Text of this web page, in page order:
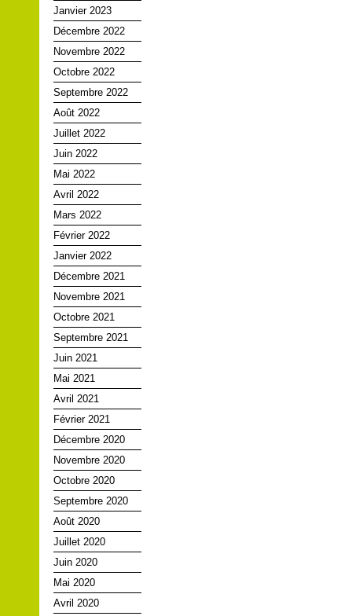
Janvier 2023
Décembre 2022
Novembre 2022
Octobre 2022
Septembre 2022
Août 2022
Juillet 2022
Juin 2022
Mai 2022
Avril 2022
Mars 2022
Février 2022
Janvier 2022
Décembre 2021
Novembre 2021
Octobre 2021
Septembre 2021
Juin 2021
Mai 2021
Avril 2021
Février 2021
Décembre 2020
Novembre 2020
Octobre 2020
Septembre 2020
Août 2020
Juillet 2020
Juin 2020
Mai 2020
Avril 2020